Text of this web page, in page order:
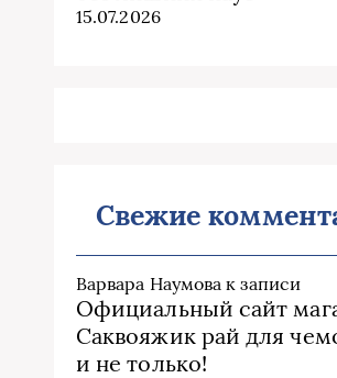
15.07.2026
Свежие
Варвара Наумова к записи
Официальный сайт
Саквояжик рай для
и не только!